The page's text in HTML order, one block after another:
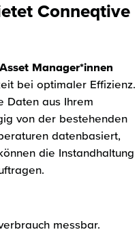
Conneqtive
Manager*innen
bei optimaler Effizienz.
Daten aus Ihrem
von der bestehenden
datenbasiert,
die Instandhaltung
messbar.